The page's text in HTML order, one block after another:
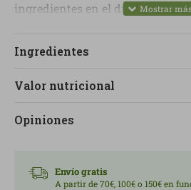
Envío gratis
A partir de 70€, 100€ o 150€ en
ingredientes en el día a día de
Contenido: 100 g
Ingredientes
Valor nutricional
Opiniones